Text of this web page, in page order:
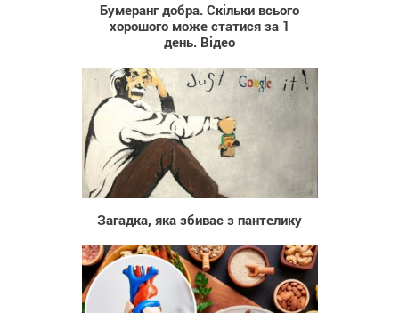
Бумеранг добра. Скільки всього
хорошого може статися за 1
день. Відео
8 690
Загадка, яка збиває з пантелику